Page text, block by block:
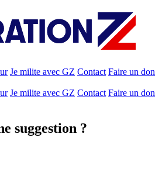
Je milite avec GZ Contact Faire un don
Je milite avec GZ Contact Faire un don
suggestion ?